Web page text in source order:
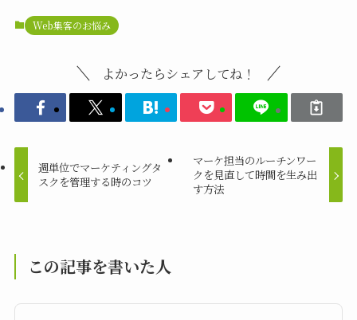
Web集客のお悩み
よかったらシェアしてね！
週単位でマーケティングタ
スクを管理する時のコツ
マーケ担当のルーチンワー
クを見直して時間を生み出
す方法
この記事を書いた人